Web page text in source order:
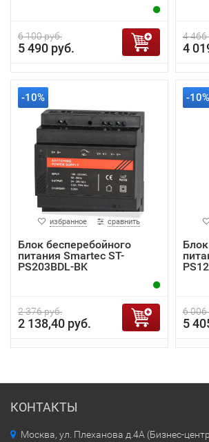
6 100 руб.
5 490 руб.
4 466
4
-10%
избранное сравнить
Блок бесперебойного
питания Smartec ST-
PS203BDL-BK
2 376 руб.
2 138,40 руб.
-10%
6 006
5
КОНТАКТЫ
Москва, ул. Плеханова д.4А (Бизнес-